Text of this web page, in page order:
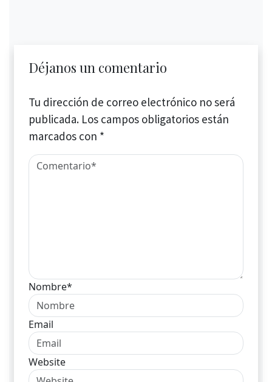
Déjanos un comentario
Tu dirección de correo electrónico no será
publicada. Los campos obligatorios están
marcados con *
Nombre*
Email
Website